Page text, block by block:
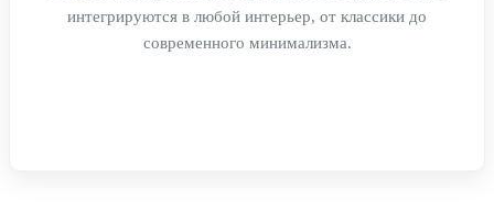
интегрируются в любой интерьер, от классики до
современного минимализма.